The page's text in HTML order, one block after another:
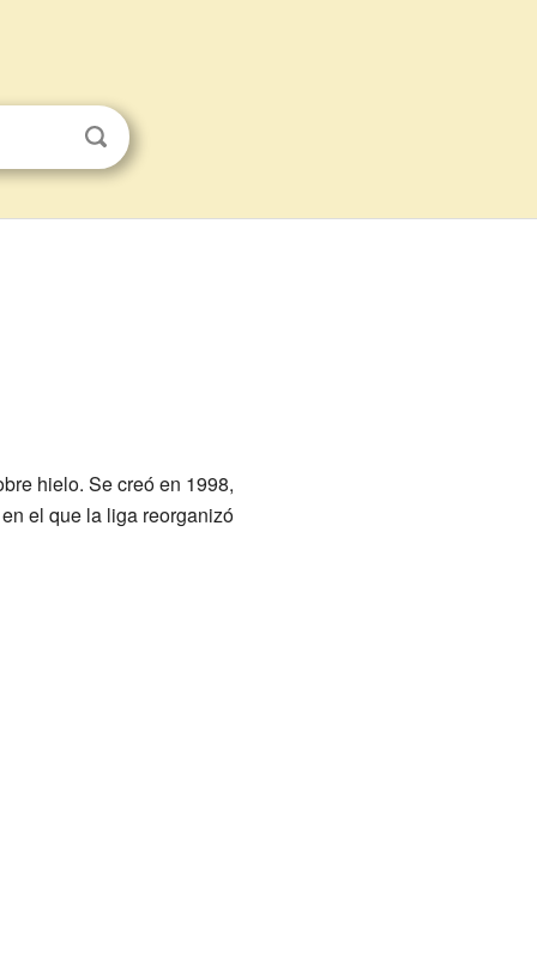
hielo. Se creó en 1998,
el que la liga reorganizó